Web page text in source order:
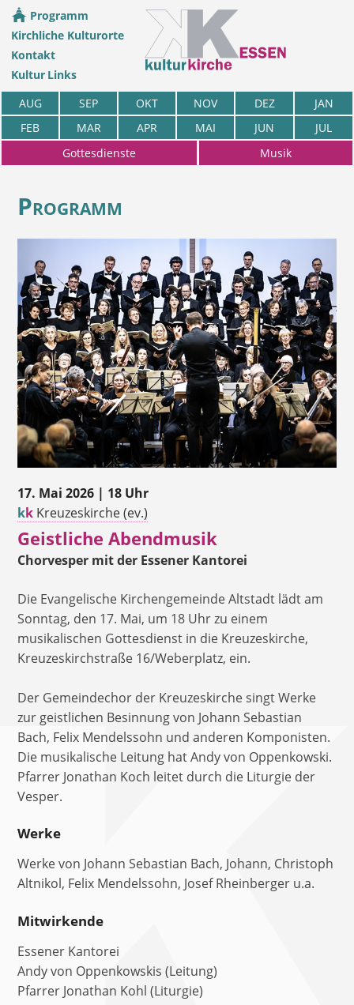
Programm
Kirchliche Kulturorte
Kontakt
Kultur Links
AUG
SEP OKT NOV DEZ
JAN
FEB
MAR APR MAI JUN
JUL
Gottesdienste
Musik
Programm
17. Mai 2026 | 18 Uhr
kk Kreuzeskirche (ev.)
Geistliche Abendmusik
Chorvesper mit der Essener Kantorei
Die Evangelische Kirchengemeinde Altstadt lädt am
Sonntag, den 17. Mai, um 18 Uhr zu einem
musikalischen Gottesdienst in die Kreuzeskirche,
Kreuzeskirchstraße 16/Weberplatz, ein.
Der Gemeindechor der Kreuzeskirche singt Werke
zur geistlichen Besinnung von Johann Sebastian
Bach, Felix Mendelssohn und anderen Komponisten.
Die musikalische Leitung hat Andy von Oppenkowski.
Pfarrer Jonathan Koch leitet durch die Liturgie der
Vesper.
Werke
Werke von Johann Sebastian Bach, Johann, Christoph
Altnikol, Felix Mendelssohn, Josef Rheinberger u.a.
Mitwirkende
Essener Kantorei
Andy von Oppenkowskis (Leitung)
Pfarrer Jonathan Kohl (Liturgie)